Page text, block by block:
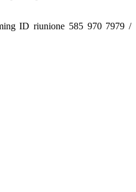
ID riunione 585 970 7979 /